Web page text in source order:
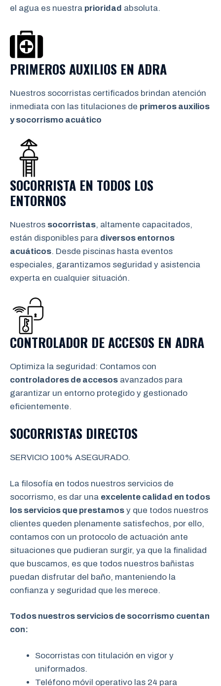
el agua es nuestra prioridad absoluta.
PRIMEROS AUXILIOS EN ADRA
Nuestros socorristas certificados brindan atención
inmediata con las titulaciones de primeros auxilios
y socorrismo acuático
SOCORRISTA EN TODOS LOS
ENTORNOS
Nuestros socorristas, altamente capacitados,
están disponibles para diversos entornos
acuáticos. Desde piscinas hasta eventos
especiales, garantizamos seguridad y asistencia
experta en cualquier situación.
CONTROLADOR DE ACCESOS EN ADRA
Optimiza la seguridad: Contamos con
controladores de accesos avanzados para
garantizar un entorno protegido y gestionado
eficientemente.
SOCORRISTAS DIRECTOS
SERVICIO 100% ASEGURADO.
La filosofía en todos nuestros servicios de
socorrismo, es dar una excelente calidad en todos
los servicios que prestamos y que todos nuestros
clientes queden plenamente satisfechos, por ello,
contamos con un protocolo de actuación ante
situaciones que pudieran surgir, ya que la finalidad
que buscamos, es que todos nuestros bañistas
puedan disfrutar del baño, manteniendo la
confianza y seguridad que les merece.
Todos nuestros servicios de socorrismo cuentan
con:
Socorristas con titulación en vigor y
uniformados.
Teléfono móvil operativo las 24 para